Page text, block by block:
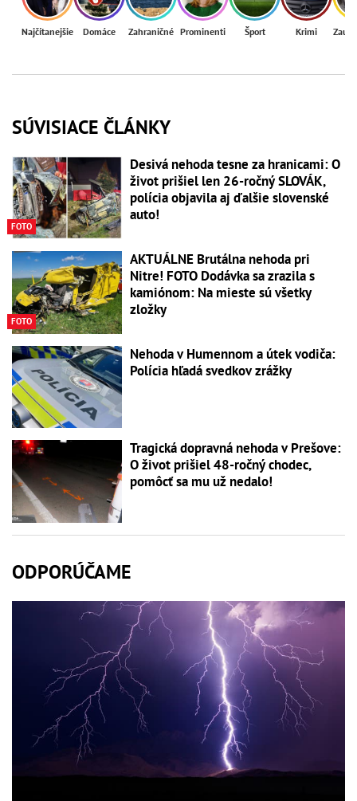
Najčítanejšie Domáce Zahraničné Prominenti Šport Krimi
SÚVISIACE ČLÁNKY
FOTO
Desivá nehoda tesne za hranicami: O
život prišiel len 26-ročný SLOVÁK,
polícia objavila aj ďalšie slovenské
auto!
FOTO
AKTUÁLNE Brutálna nehoda pri
Nitre! FOTO Dodávka sa zrazila s
kamiónom: Na mieste sú všetky
zložky
Nehoda v Humennom a útek vodiča:
Polícia hľadá svedkov zrážky
Tragická dopravná nehoda v Prešove:
O život prišiel 48-ročný chodec,
pomôcť sa mu už nedalo!
ODPORÚČAME